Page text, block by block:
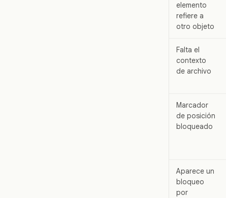
elemento
refiere a
otro objeto
Falta el
contexto
de archivo
Marcador
de posición
bloqueado
Aparece un
bloqueo
por